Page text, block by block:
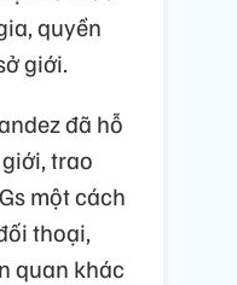
quyền
giới.
đã hỗ
trao
một cách
thoại,
quan khác